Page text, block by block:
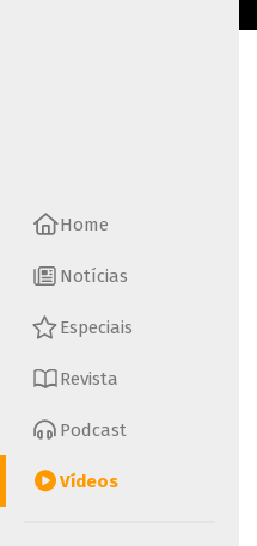
Home
Notícias
Especiais
Revista
Podcast
Vídeos